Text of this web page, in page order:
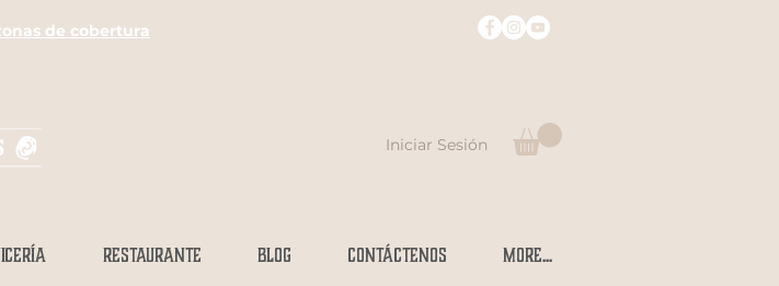
de cobertura
Iniciar Sesión
RESTAURANTE BLOG CONTÁCTENOS More...